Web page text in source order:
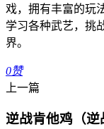
戏，拥有丰富的玩
学习各种武艺，挑
界。
0赞
上一篇
逆战肯他鸡（逆